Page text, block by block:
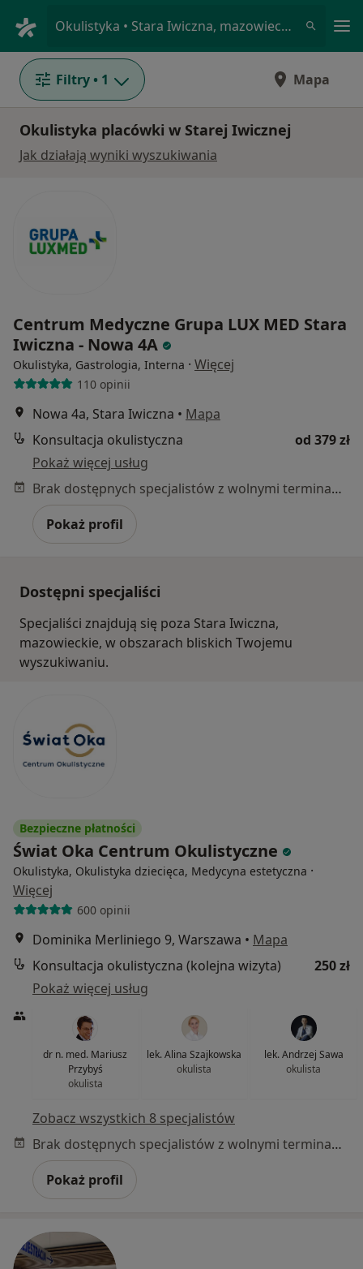
Okulistyka • Stara Iwiczna, mazowieckie
Filtry • 1 Mapa
Okulistyka placówki w Starej Iwicznej
Jak działają wyniki wyszukiwania
Centrum Medyczne Grupa LUX MED Stara
Iwiczna - Nowa 4A
Okulistyka, Gastrologia, Interna · Więcej
110 opinii
Nowa 4a, Stara Iwiczna • Mapa
Konsultacja okulistyczna
od 379 zł
Pokaż więcej usług
Brak dostępnych specjalistów z wolnymi terminami w tym centrum medycznym.
Pokaż profil
Dostępni specjaliści
Specjaliści znajdują się poza Stara Iwiczna,
mazowieckie, w obszarach bliskich Twojemu
wyszukiwaniu.
Bezpieczne płatności
Świat Oka Centrum Okulistyczne
Okulistyka, Okulistyka dziecięca, Medycyna estetyczna ·
Więcej
600 opinii
Dominika Merliniego 9, Warszawa • Mapa
Konsultacja okulistyczna (kolejna wizyta)
250 zł
Pokaż więcej usług
dr n. med. Mariusz
Przybyś
okulista
lek. Alina Szajkowska
okulista
lek. Andrzej Sawa
okulista
Zobacz wszystkich 8 specjalistów
Brak dostępnych specjalistów z wolnymi terminami w tym centrum medycznym.
Pokaż profil